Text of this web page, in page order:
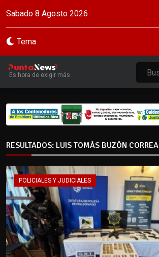
Sabado 8 Agosto 2026
Tema
Es hora de exigir más
RESULTADOS: LUIS TOMÁS BUZÓN CORREA
POLICIALES Y JUDICIALES